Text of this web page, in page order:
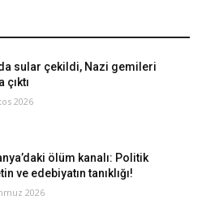
sular çekildi, Nazi gemileri
çıktı
2026
ölüm kanalı: Politik
ve edebiyatın tanıklığı!
2026